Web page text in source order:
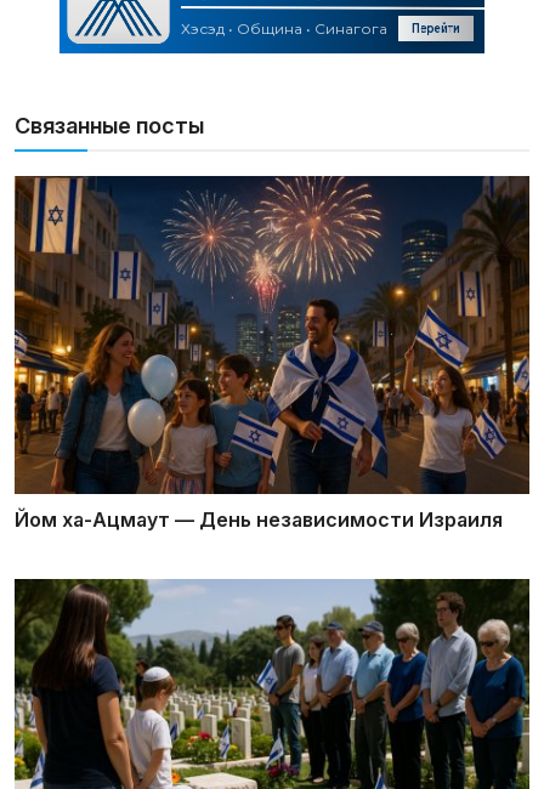
Связанные посты
Йом ха-Ацмаут — День независимости Израиля